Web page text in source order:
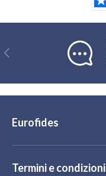
Indietro
Eurofides
Termini e condizioni